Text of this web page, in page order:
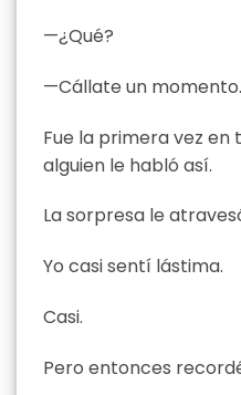
—¿Qué?
—Cállate un momento.
Fue la primera vez en
alguien le habló así.
La sorpresa le
Yo casi sentí lástima.
Casi.
Pero entonces